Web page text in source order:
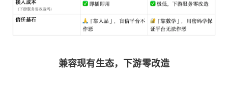
兼容现有生态，下游零改造